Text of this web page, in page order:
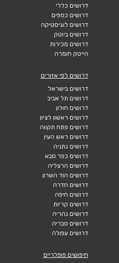
דרושים כללי
דרושים כספים
דרושים לוגיסטיקה
דרושים ביוטק
דרושים מכירות
הייטק חומרה
דרושים לפי אזורים
דרושים בישראל
דרושים תל אביב
דרושים חולון
דרושים ראשון לציון
דרושים פתח תקווה
דרושים ראש העין
דרושים נתניה
דרושים כפר סבא
דרושים הרצליה
דרושים הוד השרון
דרושים חדרה
דרושים חיפה
דרושים קריות
דרושים נהריה
דרושים טבריה
דרושים עפולה
חיפושים פופלריים